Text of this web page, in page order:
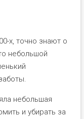
х, точно знают о
небольшой
небольшая
и убирать за